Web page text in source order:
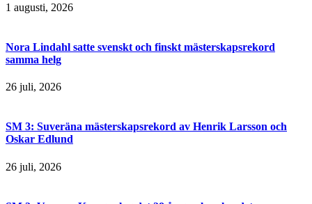
1 augusti, 2026
Nora Lindahl satte svenskt och finskt mästerskapsrekord
samma helg
26 juli, 2026
SM 3: Suveräna mästerskapsrekord av Henrik Larsson och
Oskar Edlund
26 juli, 2026